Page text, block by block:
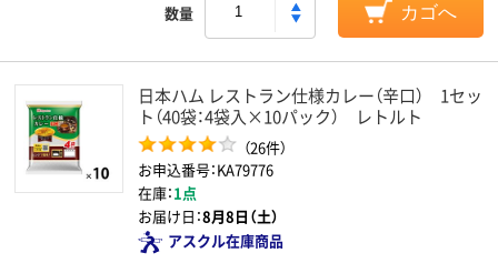
数量 カゴへ
日本ハム レストラン仕様カレー（辛口） 1セッ
ト（40袋：4袋入×10パック） レトルト
（26件）
お申込番号：KA79776
在庫：1点
お届け日：8月8日（土）
アスクル在庫商品